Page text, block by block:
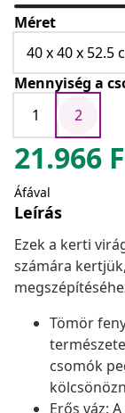
Méret
40 x 40 x 52.5
Mennyiség a
1
2
21.966
Áfával
Leírás
Ezek a kerti
számára
Tömör
csomók
Erős váz: